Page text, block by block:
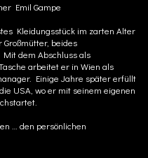
Emil Gampe
Kleidungsstück im zarten Alter
beides
dem Abschluss als
arbeitet er in Wien als
Einige Jahre später erfüllt
USA, wo er mit seinem eigenen
… den persönlichen